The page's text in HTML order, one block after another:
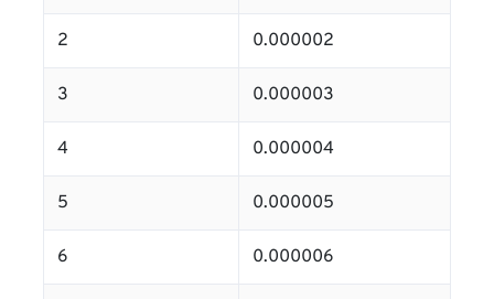
2 0.000002
3 0.000003
4 0.000004
5 0.000005
6 0.000006